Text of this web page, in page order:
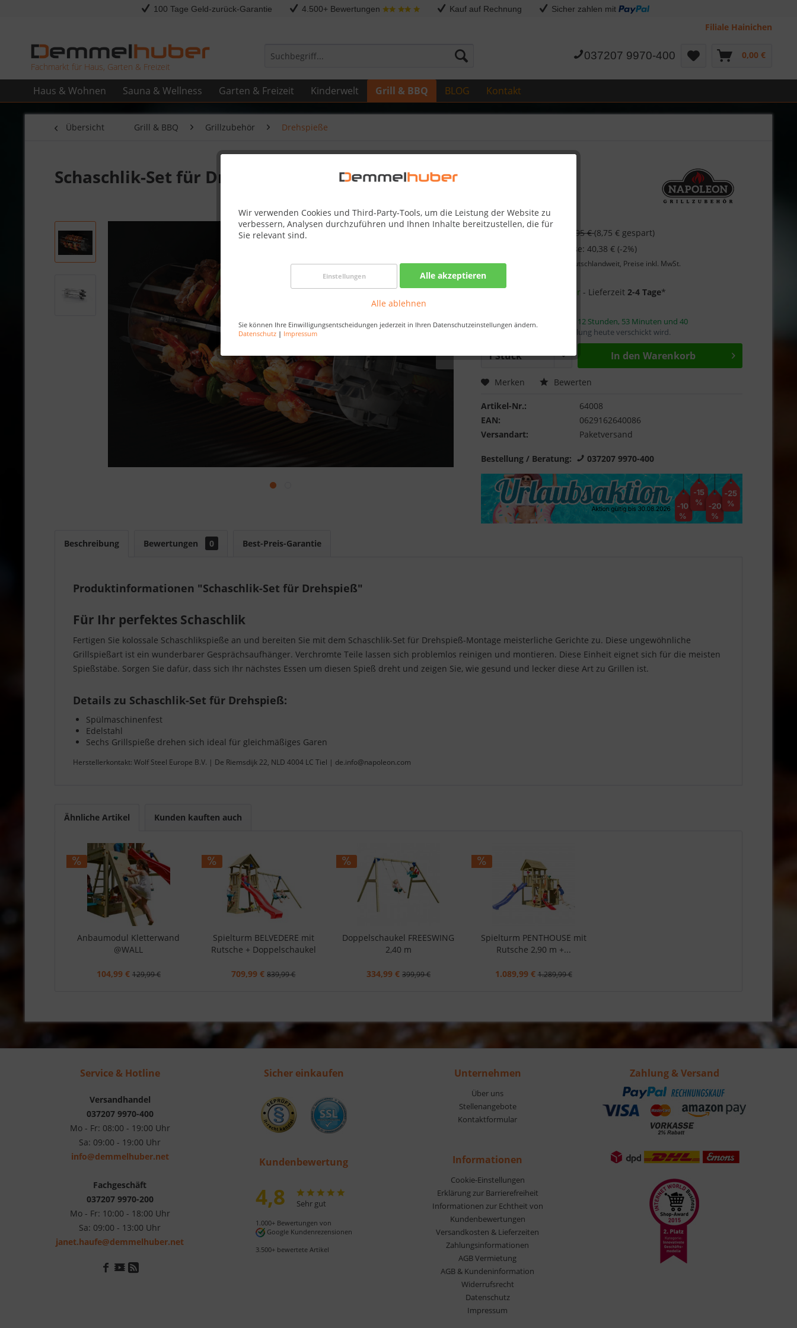
100 Tage Geld-zurück-Garantie 4.500+ Bewertungen Kauf auf Rechnung Sicher zahlen mit
Filiale Hainichen
Fachmarkt für Haus, Garten & Freizeit
037207 9970-400 0,00 €
Haus & Wohnen Sauna & Wellness Garten & Freizeit Kinderwelt Grill & BBQ BLOG Kontakt
Wir verwenden Cookies und Third-Party-Tools, um die Leistung der Website zu
verbessern, Analysen durchzuführen und Ihnen Inhalte bereitzustellen, die für
Sie relevant sind.
Einstellungen Alle akzeptieren
Alle ablehnen
Sie können Ihre Einwilligungsentscheidungen jederzeit in Ihren Datenschutzeinstellungen ändern.
Datenschutz | Impressum
Übersicht Grill & BBQ Grillzubehör Drehspieße
Schaschlik-Set für Drehspieß
41,20 € 49,95 €(8,75 € gespart)
Skonto-Preis bei Vorkasse: 40,38 € (-2%)
Kostenlose Lieferung
deutschlandweit, Preise inkl. MwSt.
Nur noch 14 auf Lager - Lieferzeit2-4 Tage*
Bestellen Sie innerhalb von 12 Stunden, 53 Minuten und 40
Sekunden
, damit die Bestellung heute verschickt wird.
In den Warenkorb
Merken Bewerten
Artikel-Nr.:
64008
EAN:
0629162640086
Versandart:
Paketversand
Bestellung / Beratung: 037207 9970-400
Beschreibung Bewertungen 0 Best-Preis-Garantie
Produktinformationen "Schaschlik-Set für Drehspieß"
Für Ihr perfektes Schaschlik
Fertigen Sie kolossale Schaschlikspieße an und bereiten Sie mit dem Schaschlik-Set für Drehspieß-Montage meisterliche Gerichte zu. Diese ungewöhnliche
Grillspießart ist ein wunderbarer Gesprächsaufhänger. Verchromte Teile lassen sich problemlos reinigen und montieren. Diese Einheit eignet sich für die meisten
Spießstäbe. Sorgen Sie dafür, dass sich Ihr nächstes Essen um diesen Spieß dreht und zeigen Sie, wie gesund und lecker diese Art zu Grillen ist.
Details zu Schaschlik-Set für Drehspieß:
Spülmaschinenfest
Edelstahl
Sechs Grillspieße drehen sich ideal für gleichmäßiges Garen
Herstellerkontakt: Wolf Steel Europe B.V. | De Riemsdijk 22, NLD 4004 LC Tiel | de.info@napoleon.com
Ähnliche Artikel Kunden kauften auch
Anbaumodul Kletterwand
@WALL
104,99 € 129,99 €
Spielturm BELVEDERE mit
Rutsche + Doppelschaukel
709,99 € 839,99 €
Doppelschaukel FREESWING
2,40 m
334,99 € 399,99 €
Spielturm PENTHOUSE mit
Rutsche 2,90 m +...
1.089,99 € 1.289,99 €
Service & Hotline
Versandhandel
037207 9970-400
Mo - Fr: 08:00 - 19:00 Uhr
Sa: 09:00 - 19:00 Uhr
info@demmelhuber.net
Fachgeschäft
037207 9970-200
Mo - Fr: 10:00 - 18:00 Uhr
Sa: 09:00 - 13:00 Uhr
janet.haufe@demmelhuber.net
Sicher einkaufen
Kundenbewertung
4,8 Sehr gut
1.000+ Bewertungen von
Google Kundenrezensionen
3.500+ bewertete Artikel
Unternehmen
Über uns
Stellenangebote
Kontaktformular
Informationen
Cookie-Einstellungen
Erklärung zur Barrierefreiheit
Informationen zur Echtheit von
Kundenbewertungen
Versandkosten & Lieferzeiten
Zahlungsinformationen
AGB Vermietung
AGB & Kundeninformation
Widerrufsrecht
Datenschutz
Impressum
Zahlung & Versand